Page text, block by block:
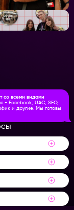
со всеми видами
- Facebook, UAC, SEO,
и другие. Мы готовы